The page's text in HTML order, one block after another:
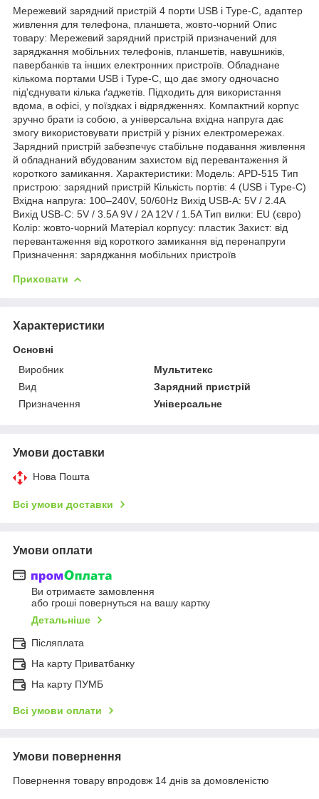
Мережевий зарядний пристрій 4 порти USB і Type-C, адаптер
живлення для телефона, планшета, жовто-чорний Опис
товару: Мережевий зарядний пристрій призначений для
заряджання мобільних телефонів, планшетів, навушників,
павербанків та інших електронних пристроїв. Обладнане
кількома портами USB і Type-C, що дає змогу одночасно
під'єднувати кілька ґаджетів. Підходить для використання
вдома, в офісі, у поїздках і відрядженнях. Компактний корпус
зручно брати із собою, а універсальна вхідна напруга дає
змогу використовувати пристрій у різних електромережах.
Зарядний пристрій забезпечує стабільне подавання живлення
й обладнаний вбудованим захистом від перевантаження й
короткого замикання. Характеристики: Модель: APD-515 Тип
пристрою: зарядний пристрій Кількість портів: 4 (USB і Type-C)
Вхідна напруга: 100–240V, 50/60Hz Вихід USB-A: 5V / 2.4A
Вихід USB-C: 5V / 3.5A 9V / 2A 12V / 1.5A Тип вилки: EU (євро)
Колір: жовто-чорний Матеріал корпусу: пластик Захист: від
перевантаження від короткого замикання від перенапруги
Призначення: заряджання мобільних пристроїв
Приховати
Характеристики
Основні
Виробник
Мультитекс
Вид
Зарядний пристрій
Призначення
Універсальне
Умови доставки
Нова Пошта
Всі умови доставки
Умови оплати
Ви отримаєте замовлення
або гроші повернуться на вашу картку
Детальніше
Післяплата
На карту Приватбанку
На карту ПУМБ
Всі умови оплати
Умови повернення
Повернення товару впродовж 14 днів за домовленістю